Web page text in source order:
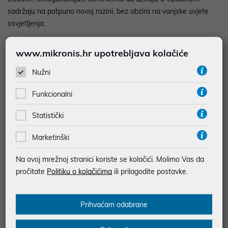
sadržaju na potpuno novoj razini, bez obzira na vanjske uvjete
osvjetljenja.
Samsung Galaxy S24 i S24+
Pregled modela serije Galaxy S24
Serija uključuje tri modela uređaja, a u nastavku donosimo kratki
www.mikronis.hr upotrebljava kolačiće
Nužni
Funkcionalni
Statistički
Marketinški
Na ovoj mrežnoj stranici koriste se kolačići. Molimo Vas da
pročitate Politiku o kolačićima ili prilagodite postavke.
Prihvaćam odabrane